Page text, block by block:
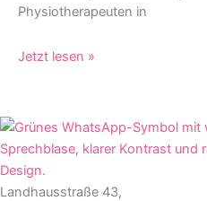
Physiotherapeuten in
Jetzt lesen »
Landhausstraße 43,